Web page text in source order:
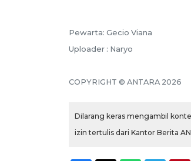
Pewarta: Gecio Viana
Uploader : Naryo
COPYRIGHT © ANTARA 2026
Dilarang keras mengambil
izin tertulis dari Kantor Berita